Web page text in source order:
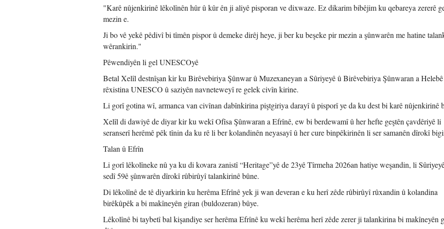
"Karê nûjenkirinê lêkolînên hûr û kûr ên ji aliyê pisporan ve dixwaze. Ez dikarim bibêjim ku qebareya zererê
mezin e.
Ji bo vê yekê pêdivî bi tîmên pispor û demeke dirêj heye, ji ber ku beşeke pir mezin a şûnwarên me hatine
wêrankirin."
Pêwendiyên li gel UNESCOyê
Betal Xelîl destnîşan kir ku Birêvebiriya Şûnwar û Muzexaneyan a Sûriyeyê û Birêvebiriya Şûnwaran a
rêxistina UNESCO û saziyên navneteweyî re gelek civîn kirine.
Li gorî gotina wî, armanca van civînan dabînkirina piştgiriya darayî û pisporî ye da ku dest bi karê nûjenkirinê
Xelîl di dawiyê de diyar kir ku wekî Ofîsa Şûnwaran a Efrînê, ew bi berdewamî û her hefte geştên çavdêriyê li
seranserî herêmê pêk tînin da ku rê li ber kolandinên neyasayî û her cure binpêkirinên li ser samanên dîrokî
Talan û Efrîn
Li gorî lêkolîneke nû ya ku di kovara zanistî “Heritage”yê de 23yê Tîrmeha 2026an hatiye weşandin, li
sedî 59ê şûnwarên dîrokî rûbirûyî talankirinê bûne.
Di lêkolînê de tê diyarkirin ku herêma Efrînê yek ji wan deveran e ku herî zêde rûbirûyî rûxandin û kolandina
birêkûpêk a bi makîneyên giran (buldozeran) bûye.
Lêkolînê bi taybetî bal kişandiye ser herêma Efrînê ku wekî herêma herî zêde zerer ji talankirina bi makîneyên